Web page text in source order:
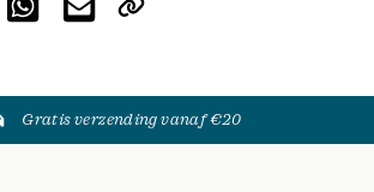
Gratis verzending vanaf €20